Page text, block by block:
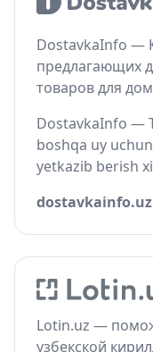
DostavkaInfo —
предлагающих
товаров для
DostavkaInfo —
boshqa uy
yetkazib berish
dostavkainfo.uz
Lotin.uz —
узбекской